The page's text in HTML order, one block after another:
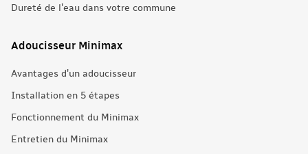
Dureté de l'eau dans votre commune
Adoucisseur Minimax
Avantages d'un adoucisseur
Installation en 5 étapes
Fonctionnement du Minimax
Entretien du Minimax